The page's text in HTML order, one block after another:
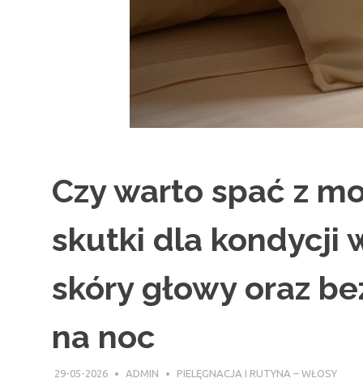
Czy warto spać z
skutki dla kondycji
skóry głowy oraz
na noc
29-05-2026 ADMIN PIELĘGNACJA I RUTYNA – WŁOSY